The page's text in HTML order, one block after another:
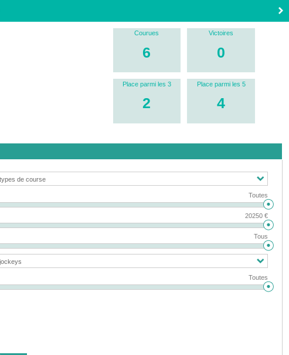
Courues
6
Victoires
0
Place parmi les 3
2
Place parmi les 5
4
Toutes
20250 €
Tous
Toutes